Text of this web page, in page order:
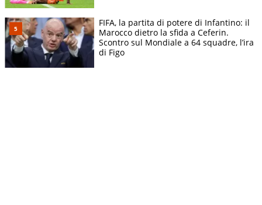
FIFA, la partita di potere di Infantino: il
Marocco dietro la sfida a Ceferin.
Scontro sul Mondiale a 64 squadre, l’ira
di Figo